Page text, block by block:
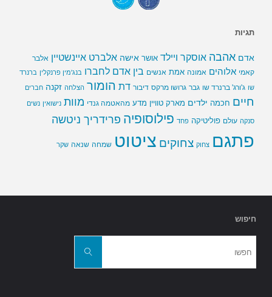
תגיות
אדם אהבה אוסקר ויילד אושר אישה אלברט איינשטיין אלבר
קאמי אלוהים אמונה אמת אנשים בין אדם לחברו בנג'מין פרנקלין ברנרד
שו ג'ורג' ברנרד שו גבר גרושו מרקס דיבור דת הומור הצלחה זקנה חברים
חיים חכמה ילדים מארק טוויין מדע מהאטמה גנדי מוות נישואין נשים
סנקה עולם פוליטיקה פחד פילוסופיה פרידריך ניטשה
פתגם צחוק צחוקים ציטוט שמחה שנאה שקר
חיפוש
חפשו